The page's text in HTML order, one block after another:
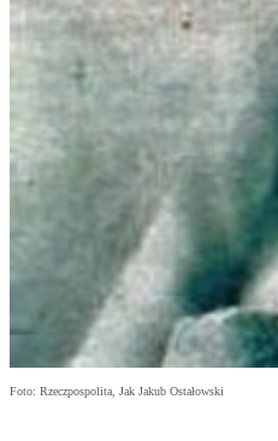
Foto: Rzeczpospolita, Jak Jakub Ostałowski